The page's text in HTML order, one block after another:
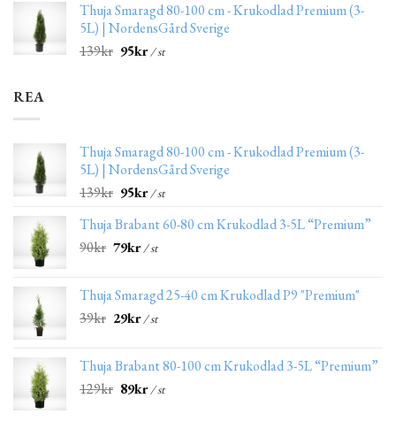
Thuja Smaragd 80-100 cm - Krukodlad Premium (3-
5L) | NordensGård Sverige
139kr 95kr/ st
REA
Thuja Smaragd 80-100 cm - Krukodlad Premium (3-
5L) | NordensGård Sverige
139kr 95kr/ st
Thuja Brabant 60-80 cm Krukodlad 3-5L “Premium”
90kr 79kr/ st
Thuja Smaragd 25-40 cm Krukodlad P9 "Premium"
39kr 29kr/ st
Thuja Brabant 80-100 cm Krukodlad 3-5L “Premium”
129kr 89kr/ st